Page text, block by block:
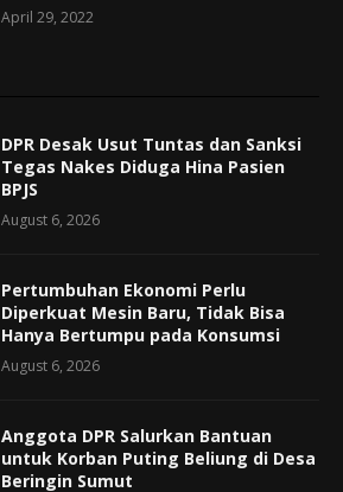
April 29, 2022
DPR Desak Usut Tuntas dan Sanksi
Tegas Nakes Diduga Hina Pasien
BPJS
August 6, 2026
Pertumbuhan Ekonomi Perlu
Diperkuat Mesin Baru, Tidak Bisa
Hanya Bertumpu pada Konsumsi
August 6, 2026
Anggota DPR Salurkan Bantuan
untuk Korban Puting Beliung di Desa
Beringin Sumut